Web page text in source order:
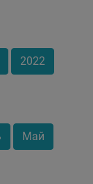
2022
Май